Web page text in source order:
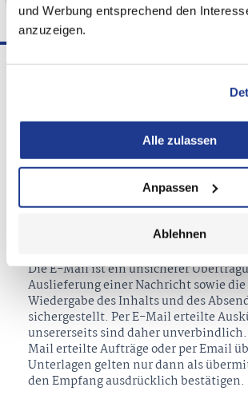
und Werbung entsprechend den
anzuzeigen.
Alle zulassen
Anpassen
Ablehnen
Die auf unserer Internetseite
nach bestem Wissen zusammen.
verständlichen Ausdrucksweise sind die
Darstellungen teilweise verkürzt und
gehalten. Eine Gewähr für die
Richtigkeit kann nicht übernommen
bleibt der steuerlichen Beratung im
Die E-Mail ist ein unsicherer
Auslieferung einer Nachricht sowie
Wiedergabe des Inhalts und des
sichergestellt. Per E-Mail erteilte
unsererseits sind daher
Mail erteilte Aufträge oder per Email
Unterlagen gelten nur dann als
den Empfang ausdrücklich bestätigen.